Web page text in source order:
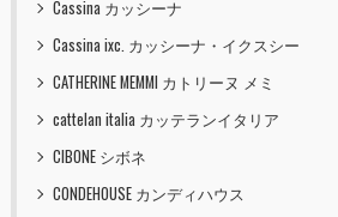
Cassina カッシーナ
Cassina ixc. カッシーナ・イクスシー
CATHERINE MEMMI カトリーヌ メミ
cattelan italia カッテランイタリア
CIBONE シボネ
CONDEHOUSE カンディハウス